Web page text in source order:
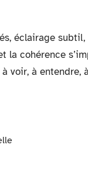
éclairage subtil,
la cohérence
voir, à entendre, à